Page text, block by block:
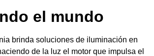
el mundo
brinda soluciones de iluminación en
de la luz el motor que impulsa el